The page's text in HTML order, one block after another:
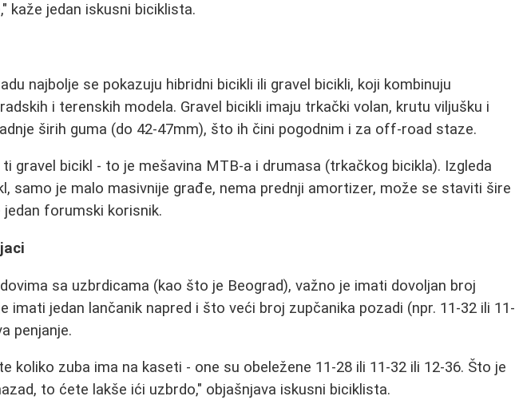
kaže jedan iskusni biciklista.
najbolje se pokazuju hibridni bicikli ili gravel bicikli, koji kombinuju
i terenskih modela. Gravel bicikli imaju trkački volan, krutu viljušku i
širih guma (do 42-47mm), što ih čini pogodnim i za off-road staze.
gravel bicikl - to je mešavina MTB-a i drumasa (trkačkog bicikla). Izgleda
samo je malo masivnije građe, nema prednji amortizer, može se staviti šire
jedan forumski korisnik.
sa uzbrdicama (kao što je Beograd), važno je imati dovoljan broj
imati jedan lančanik napred i što veći broj zupčanika pozadi (npr. 11-32 ili 11-
penjanje.
koliko zuba ima na kaseti - one su obeležene 11-28 ili 11-32 ili 12-36. Što je
to ćete lakše ići uzbrdo," objašnjava iskusni biciklista.